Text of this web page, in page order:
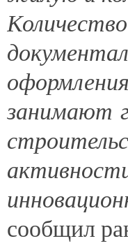
занимают
сообщил